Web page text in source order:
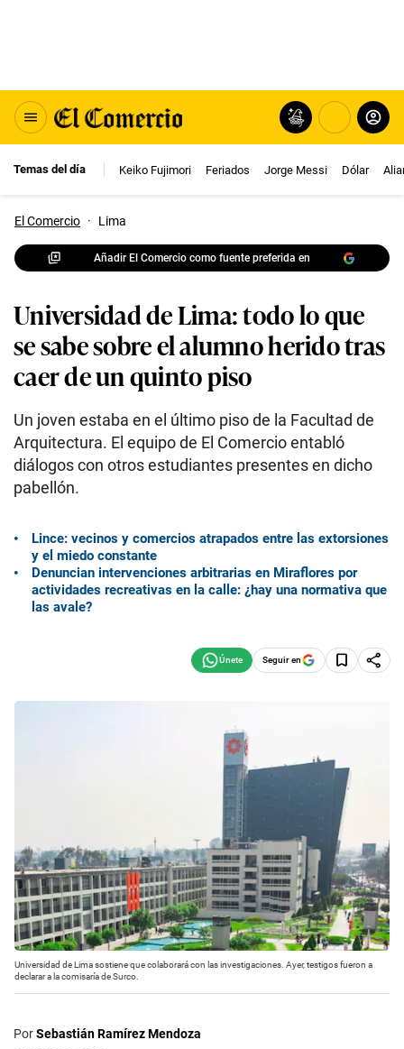
Temas del día Keiko Fujimori Feriados Jorge Messi Dólar
El Comercio · Lima
Añadir El Comercio como fuente preferida en
Universidad de Lima: todo lo que
se sabe sobre el alumno herido tras
caer de un quinto piso
Un joven estaba en el último piso de la Facultad de
Arquitectura. El equipo de El Comercio entabló
diálogos con otros estudiantes presentes en dicho
pabellón.
Lince: vecinos y comercios atrapados entre las extorsiones
y el miedo constante
Denuncian intervenciones arbitrarias en Miraflores por
actividades recreativas en la calle: ¿hay una normativa que
las avale?
Seguir en
Universidad de Lima sostiene que colaborará con las investigaciones. Ayer, testigos fueron a
declarar a la comisaría de Surco.
PorSebastián Ramírez Mendoza